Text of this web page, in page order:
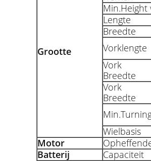
Grootte
Min.Height
Lengte
Breedte
Vorklengte
Vork
Breedte
Vork
Breedte
Wielbasis
Motor
Batterij
Capaciteit